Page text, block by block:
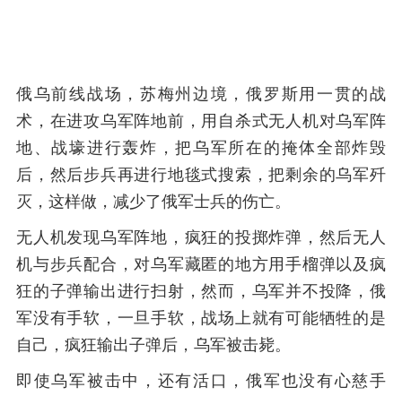
俄乌前线战场，苏梅州边境，俄罗斯用一贯的战
术，在进攻乌军阵地前，用自杀式无人机对乌军阵
地、战壕进行轰炸，把乌军所在的掩体全部炸毁
后，然后步兵再进行地毯式搜索，把剩余的乌军歼
灭，这样做，减少了俄军士兵的伤亡。
无人机发现乌军阵地，疯狂的投掷炸弹，然后无人
机与步兵配合，对乌军藏匿的地方用手榴弹以及疯
狂的子弹输出进行扫射，然而，乌军并不投降，俄
军没有手软，一旦手软，战场上就有可能牺牲的是
自己，疯狂输出子弹后，乌军被击毙。
即使乌军被击中，还有活口，俄军也没有心慈手